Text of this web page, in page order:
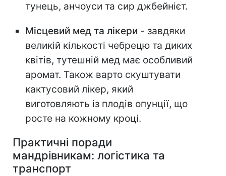
тунець, анчоуси та сир джбейнієт.
Місцевий мед та лікери - завдяки
великій кількості чебрецю та диких
квітів, тутешній мед має особливий
аромат. Також варто скуштувати
кактусовий лікер, який
виготовляють із плодів опунції, що
росте на кожному кроці.
Практичні поради
мандрівникам: логістика та
транспорт